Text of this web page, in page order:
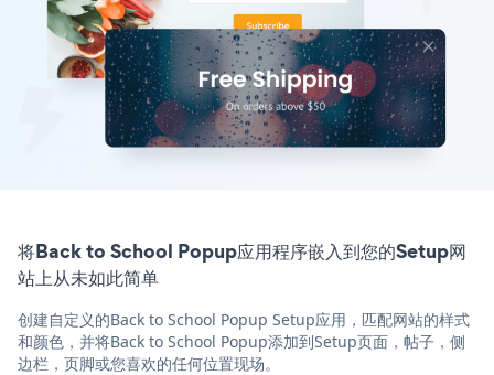
将Back to School Popup应用程序嵌入到您的Setup网
站上从未如此简单
创建自定义的Back to School Popup Setup应用，匹配网站的样式
和颜色，并将Back to School Popup添加到Setup页面，帖子，侧
边栏，页脚或您喜欢的任何位置现场。